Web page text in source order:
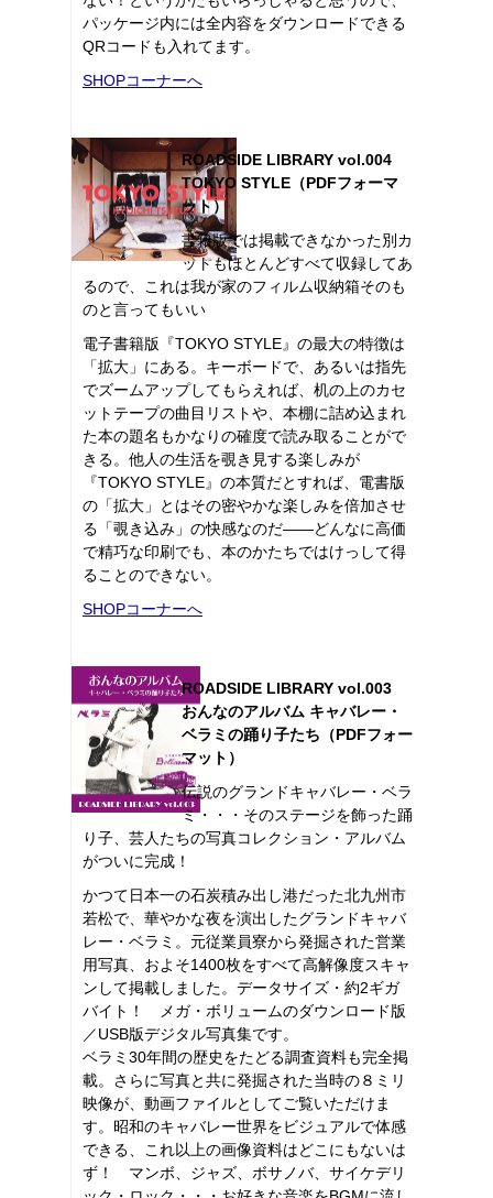
パッケージ内には全内容をダウンロードできる
QRコードも入れてます。
SHOPコーナーへ
ROADSIDE LIBRARY vol.004
TOKYO STYLE（PDFフォーマ
ット）
書籍版では掲載できなかった別カ
ットもほとんどすべて収録してあ
るので、これは我が家のフィルム収納箱そのも
のと言ってもいい
電子書籍版『TOKYO STYLE』の最大の特徴は
「拡大」にある。キーボードで、あるいは指先
でズームアップしてもらえれば、机の上のカセ
ットテープの曲目リストや、本棚に詰め込まれ
た本の題名もかなりの確度で読み取ることがで
きる。他人の生活を覗き見する楽しみが
『TOKYO STYLE』の本質だとすれば、電書版
の「拡大」とはその密やかな楽しみを倍加させ
る「覗き込み」の快感なのだ――どんなに高価
で精巧な印刷でも、本のかたちではけっして得
ることのできない。
SHOPコーナーへ
ROADSIDE LIBRARY vol.003
おんなのアルバム キャバレー・
ベラミの踊り子たち（PDFフォー
マット）
伝説のグランドキャバレー・ベラ
ミ・・・そのステージを飾った踊
り子、芸人たちの写真コレクション・アルバム
がついに完成！
かつて日本一の石炭積み出し港だった北九州市
若松で、華やかな夜を演出したグランドキャバ
レー・ベラミ。元従業員寮から発掘された営業
用写真、およそ1400枚をすべて高解像度スキャ
ンして掲載しました。データサイズ・約2ギガ
バイト！ メガ・ボリュームのダウンロード版
／USB版デジタル写真集です。
ベラミ30年間の歴史をたどる調査資料も完全掲
載。さらに写真と共に発掘された当時の８ミリ
映像が、動画ファイルとしてご覧いただけま
す。昭和のキャバレー世界をビジュアルで体感
できる、これ以上の画像資料はどこにもないは
ず！ マンボ、ジャズ、ボサノバ、サイケデリ